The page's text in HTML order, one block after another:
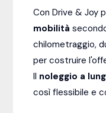
Con Drive & Joy
mobilità
chilometraggio,
per costruire
Il noleggio a
così flessibile e